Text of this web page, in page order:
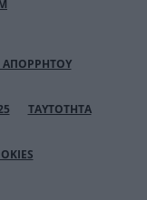
ΑΠΟΡΡΗΤΟΥ
ΤΑΥΤΟΤΗΤΑ